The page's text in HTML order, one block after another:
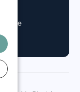
online